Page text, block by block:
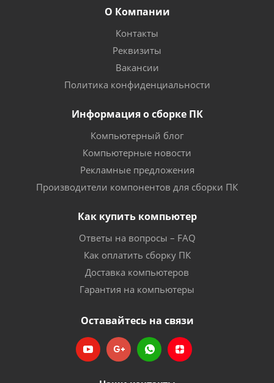
О Компании
Контакты
Реквизиты
Вакансии
Политика конфиденциальности
Информация о сборке ПК
Компьютерный блог
Компьютерные новости
Рекламные предложения
Производители компонентов для сборки ПК
Как купить компьютер
Ответы на вопросы – FAQ
Как оплатить сборку ПК
Доставка компьютеров
Гарантия на компьютеры
Оставайтесь на связи